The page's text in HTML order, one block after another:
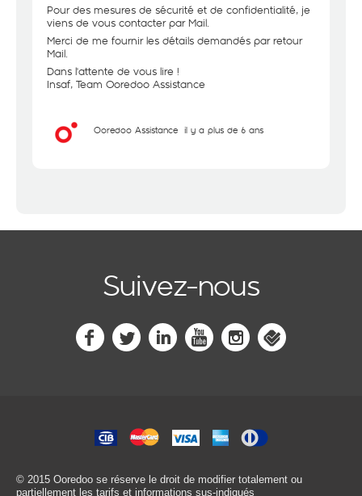
Pour des mesures de sécurité et de confidentialité, je
viens de vous contacter par Mail.
Merci de me fournir les détails demandés par retour
Mail.
Dans l'attente de vous lire !
Insaf, Team Ooredoo Assistance
Ooredoo Assistance il y a plus de 6 ans
Suivez-nous
© 2015 Ooredoo se réserve le droit de modifier totalement ou
partiellement les tarifs et informations sus-indiqués